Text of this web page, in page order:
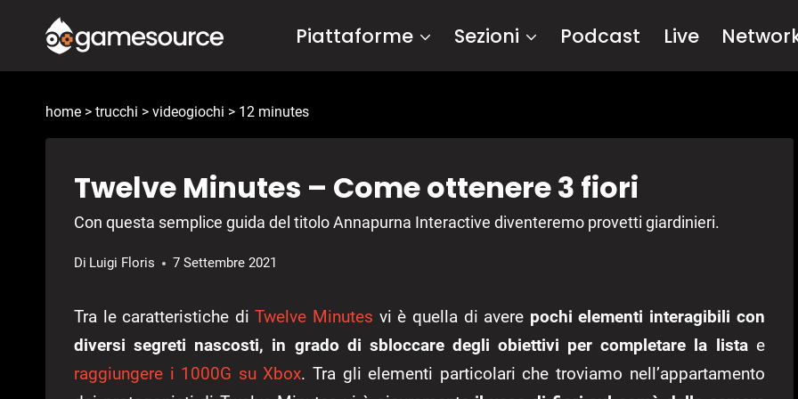
contenuto
Piattaforme Sezioni Podcast Live
home > trucchi > videogiochi > 12 minutes
Twelve Minutes – Come ottenere 3 fiori
Con questa semplice guida del titolo Annapurna Interactive diventeremo provetti giardinieri.
Di Luigi Floris 7 Settembre 2021
Tra le caratteristiche diTwelve Minutes vi è quella di avere pochi elementi interagibili con
diversi segreti nascosti, in grado di sbloccare degli obiettivi per completare la listae
raggiungere i 1000G su Xbox. Tra gli elementi particolari che troviamo nell’appartamento